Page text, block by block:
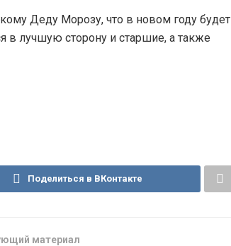
Деду Морозу, что в новом году будет
в лучшую сторону и старшие, а также
Поделиться в ВКонтакте
материал